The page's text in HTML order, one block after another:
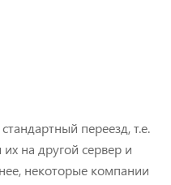
переезд, т.е.
на другой сервер и
некоторые компании